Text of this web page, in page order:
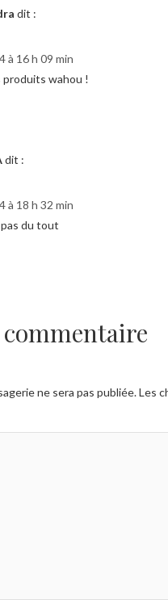
dit :
à 16 h 09 min
produits wahou !
dit :
à 18 h 32 min
pas du tout
ne sera pas publiée.Les